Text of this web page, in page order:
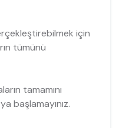
için
tümünü
tamamını
başlamayınız.